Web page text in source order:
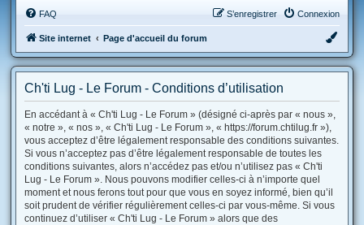
FAQ Connexion
S’enregistrer
Site internet Page d'accueil du forum
Ch'ti Lug - Le Forum - Conditions d’utilisation
En accédant à « Ch'ti Lug - Le Forum » (désigné ci-après par « nous »,
« notre », « nos », « Ch'ti Lug - Le Forum », « https://forum.chtilug.fr »),
vous acceptez d’être légalement responsable des conditions suivantes.
Si vous n’acceptez pas d’être légalement responsable de toutes les
conditions suivantes, alors n’accédez pas et/ou n’utilisez pas « Ch'ti
Lug - Le Forum ». Nous pouvons modifier celles-ci à n’importe quel
moment et nous ferons tout pour que vous en soyez informé, bien qu’il
soit prudent de vérifier régulièrement celles-ci par vous-même. Si vous
continuez d’utiliser « Ch'ti Lug - Le Forum » alors que des